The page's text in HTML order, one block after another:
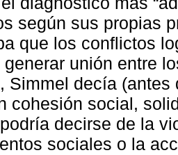
según sus propias
que los conflictos
generar unión entre
Simmel decía
cohesión social,
decirse de la
sociales o la